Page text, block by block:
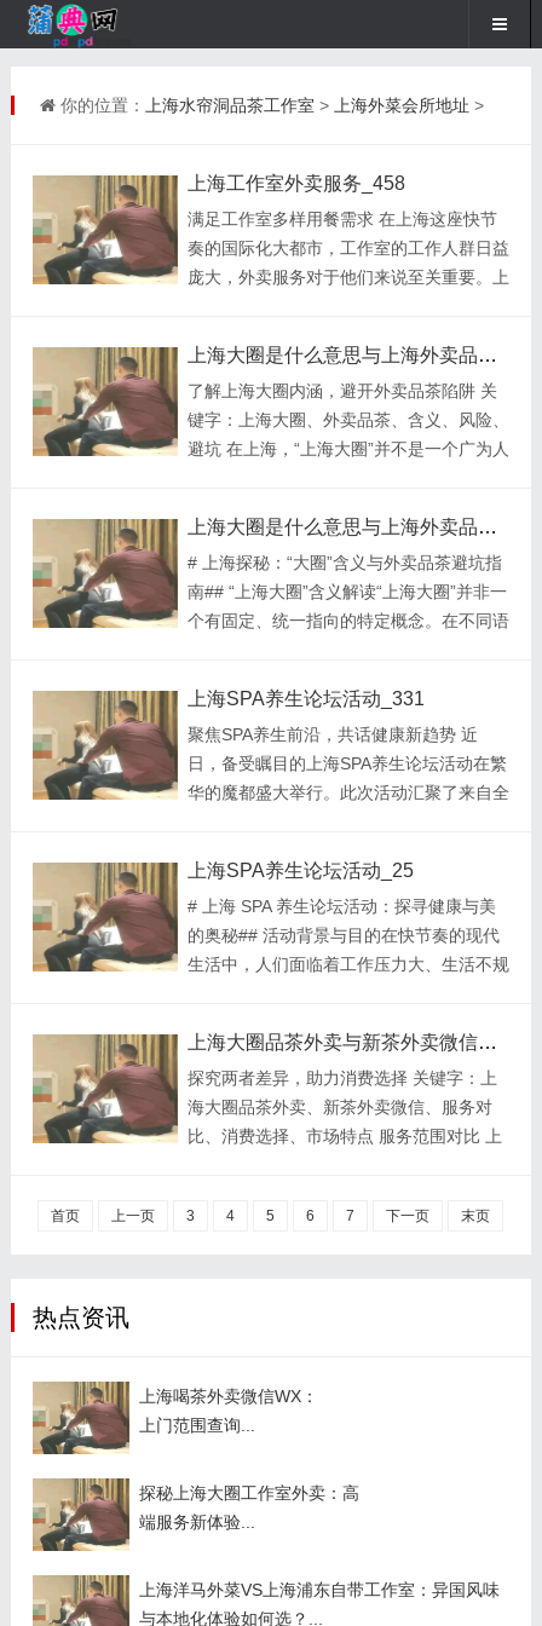
你的位置： 上海水帘洞品茶工作室 > 上海外菜会所地址 >
上海工作室外卖服务_458
满足工作室多样用餐需求 在上海这座快节
奏的国际化大都市，工作室的工作人群日益
庞大，外卖服务对于他们来说至关重要。上
菜品的丰富度来看，上海工作室外卖涵盖了
各种菜系。无论是传统的本帮菜，以浓油赤
酱的红烧肉、鲜美的油爆虾为代表，让人们
品尝到地道的上海风味；还是川渝地区的麻
是清淡养生的粤菜，像鲜嫩的白切鸡、滋补
的靓汤等，都能在外卖平台上轻松找到。
在配...
上海大圈是什么意思与上海外卖品茶避坑_322
了解上海大圈内涵，避开外卖品茶陷阱 关
键字：上海大圈、外卖品茶、含义、风险、
避坑 在上海，“上海大圈”并不是一个广为人
者地域范围较大的群体。它或许是一些行业
内人士交流合作的圈子，也可能是特定兴趣
爱好者组成的群体。然而，由于没有明确的
官方定义，其具体含义需要结合具体的语境
需要避开。一些不良商家会以低价高品质的
茶叶为诱饵，吸引消费者下单。然而实际...
上海大圈是什么意思与上海外卖品茶避坑_620
# 上海探秘：“大圈”含义与外卖品茶避坑指
南## “上海大圈”含义解读“上海大圈”并非一
个有固定、统一指向的特定概念。在不同语
社交圈子，这个圈子可能由从事特定行业、
有共同兴趣爱好或者相同社会阶层的人组
成。例如，上海的金融大圈，里面汇聚了银
行、证券、基金等领域的从业者，他们在这
地理区域，像是围绕某个核心商圈向外辐射
的一片区域。## 上海外卖品茶...
上海SPA养生论坛活动_331
聚焦SPA养生前沿，共话健康新趋势 近
日，备受瞩目的上海SPA养生论坛活动在繁
华的魔都盛大举行。此次活动汇聚了来自全
最新动态和发展趋势。 活动现场，气氛热
烈而活跃。论坛邀请了多位业内知名专家进
行主题演讲。专家们围绕SPA养生的理论基
础、技术创新、健康管理等方面展开了深入
中，关于新型SPA疗法在缓解压力、改善睡
眠等方面的应用，引起了大家的广泛...
上海SPA养生论坛活动_25
# 上海 SPA 养生论坛活动：探寻健康与美
的奥秘## 活动背景与目的在快节奏的现代
生活中，人们面临着工作压力大、生活不规
在汇聚行业专家、从业者和养生爱好者，共
同探讨 SPA 养生领域的最新趋势、技术和
理念，推动上海乃至全国 SPA 养生行业的
发展，为大众提供更科学、有效的养生方
馨而典雅，充满了养生的氛围。活动为期两
上海大圈品茶外卖与新茶外卖微信对比_273
探究两者差异，助力消费选择 关键字：上
海大圈品茶外卖、新茶外卖微信、服务对
比、消费选择、市场特点 服务范围对比 上
需求。而新茶外卖微信可能更侧重于特定区
消费者的口味偏好。新茶外卖微信则可能更
专注于新茶，特别是当季新鲜采摘的茶叶，
首页 上一页 3 4 5 6 7 下一页 末页
热点资讯
上海喝茶外卖微信WX：
上门范围查询...
探秘上海大圈工作室外卖：高
端服务新体验...
上海洋马外菜VS上海浦东自带工作室：异国风味
与本地化体验如何选？...